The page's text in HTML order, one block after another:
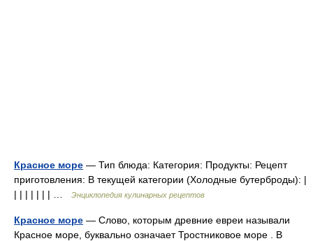
Красное море — Тип блюда: Категория: Продукты: Рецепт
приготовления: В текущей категории (Холодные бутерброды): |
| | | | | | | …
Энциклопедия кулинарных рецептов
Красное море — Слово, которым древние евреи называли
Красное море, буквально означает Тростниковое море . В